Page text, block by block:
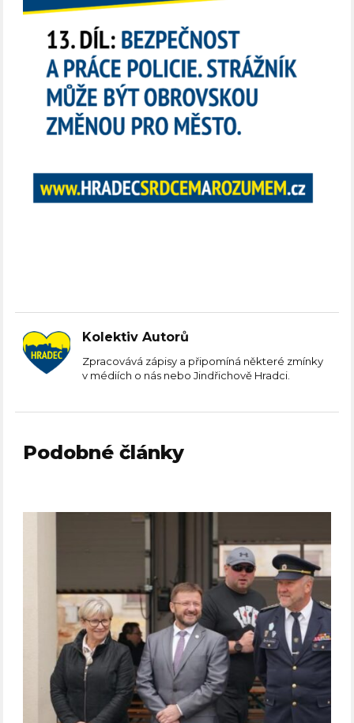
Kolektiv Autorů
Zpracovává zápisy a připomíná některé zmínky
v médiích o nás nebo Jindřichově Hradci.
Podobné články